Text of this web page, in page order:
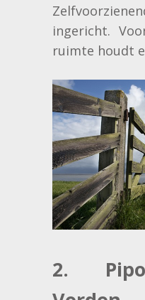
ingericht.
ruimte houdt
2.